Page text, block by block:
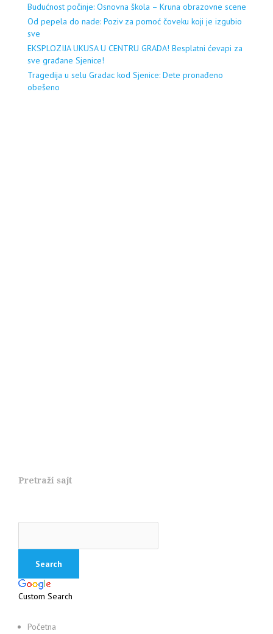
Budućnost počinje: Osnovna škola – Kruna obrazovne scene
Od pepela do nade: Poziv za pomoć čoveku koji je izgubio
sve
EKSPLOZIJA UKUSA U CENTRU GRADA! Besplatni ćevapi za
sve građane Sjenice!
Tragedija u selu Gradac kod Sjenice: Dete pronađeno
obešeno
Pretraži sajt
Custom Search
Početna